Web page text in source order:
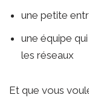
une petite
une équipe
les réseaux
Et que vous